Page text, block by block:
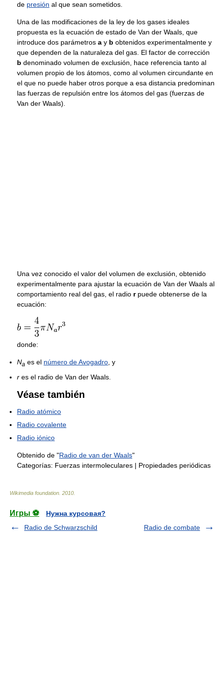
de presión al que sean sometidos.
Una de las modificaciones de la ley de los gases ideales
propuesta es la ecuación de estado de Van der Waals, que
introduce dos parámetros a y b obtenidos experimentalmente y
que dependen de la naturaleza del gas. El factor de corrección
b denominado volumen de exclusión, hace referencia tanto al
volumen propio de los átomos, como al volumen circundante en
el que no puede haber otros porque a esa distancia predominan
las fuerzas de repulsión entre los átomos del gas (fuerzas de
Van der Waals).
Una vez conocido el valor del volumen de exclusión, obtenido
experimentalmente para ajustar la ecuación de Van der Waals al
comportamiento real del gas, el radio rpuede obtenerse de la
ecuación:
donde:
Na es el número de Avogadro , y
r es el radio de Van der Waals.
Véase también
Radio atómico
Radio covalente
Radio iónico
Obtenido de "Radio de van der Waals"
Categorías: Fuerzas intermoleculares | Propiedades periódicas
Wikimedia foundation 2010
Игры ⚽
Нужна курсовая?
Radio de Schwarzschild
Radio de combate